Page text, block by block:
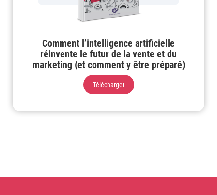
Comment l’intelligence artificielle
réinvente le futur de la vente et du
marketing (et comment y être préparé)
Télécharger